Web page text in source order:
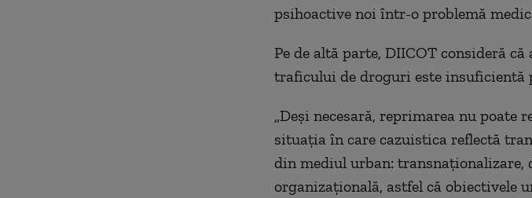
psihoactive noi într-o problemă
Pe de altă parte, DIICOT consideră
traficului de droguri este insuficientă
„Deşi necesară, reprimarea nu poate
situaţia în care cazuistica reflectă
din mediul urban:
organizaţională, astfel că